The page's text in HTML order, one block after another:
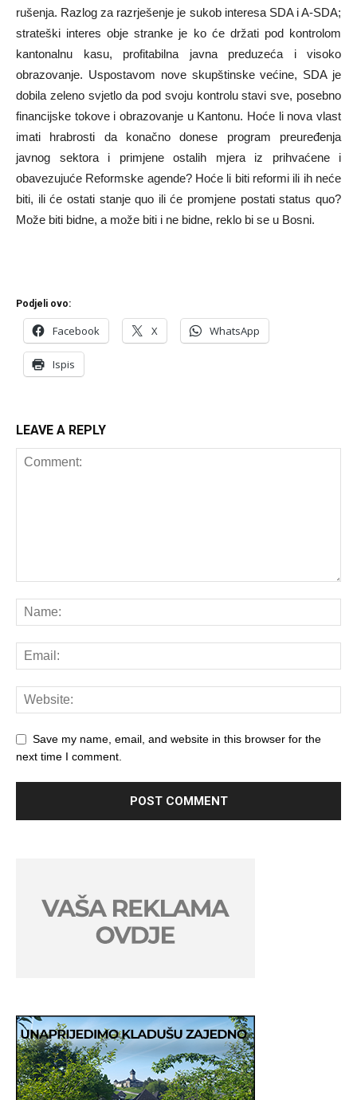
rušenja. Razlog za razrješenje je sukob interesa SDA i A-SDA;
strateški interes obje stranke je ko će držati pod kontrolom
kantonalnu kasu, profitabilna javna preduzeća i visoko
obrazovanje. Uspostavom nove skupštinske većine, SDA je
dobila zeleno svjetlo da pod svoju kontrolu stavi sve, posebno
financijske tokove i obrazovanje u Kantonu. Hoće li nova vlast
imati hrabrosti da konačno donese program preuređenja
javnog sektora i primjene ostalih mjera iz prihvaćene i
obavezujuće Reformske agende? Hoće li biti reformi ili ih neće
biti, ili će ostati stanje quo ili će promjene postati status quo?
Može biti bidne, a može biti i ne bidne, reklo bi se u Bosni.
Podjeli ovo:
Facebook X WhatsApp
Ispis
LEAVE A REPLY
Save my name, email, and website in this browser for the
next time I comment.